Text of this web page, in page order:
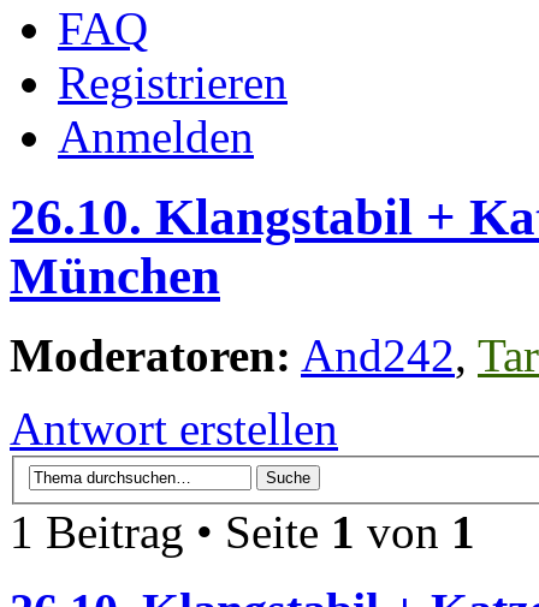
FAQ
Registrieren
Anmelden
26.10. Klangstabil +
München
Moderatoren: And242,
Antwort erstellen
1 Beitrag • Seite 1 von 1